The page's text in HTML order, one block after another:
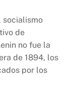
socialismo
de
no fue la
de 1894, los
por los